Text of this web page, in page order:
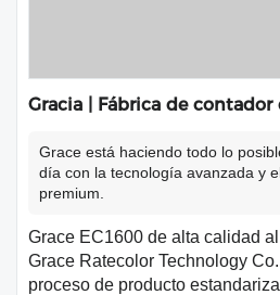
Gracia | Fábrica de contador
Grace está haciendo todo lo
día con la tecnología avanzada y
premium.
Grace EC1600 de alta calidad
Grace Ratecolor Technology
proceso de producto